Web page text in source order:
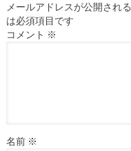
メールアドレスが公開され
は必須項目です
コメント ※
名前 ※